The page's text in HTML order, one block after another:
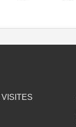
VISITES